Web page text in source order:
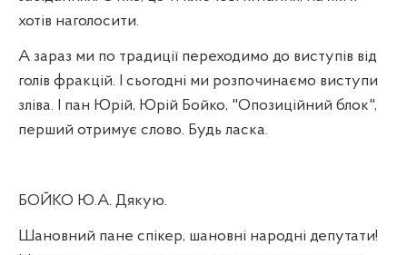
хотів наголосити.
А зараз ми по традиції переходимо до виступів від
голів фракцій. І сьогодні ми розпочинаємо виступи
зліва. І пан Юрій, Юрій Бойко, "Опозиційний блок",
перший отримує слово. Будь ласка.
БОЙКО Ю.А. Дякую.
Шановний пане спікер, шановні народні депутати!